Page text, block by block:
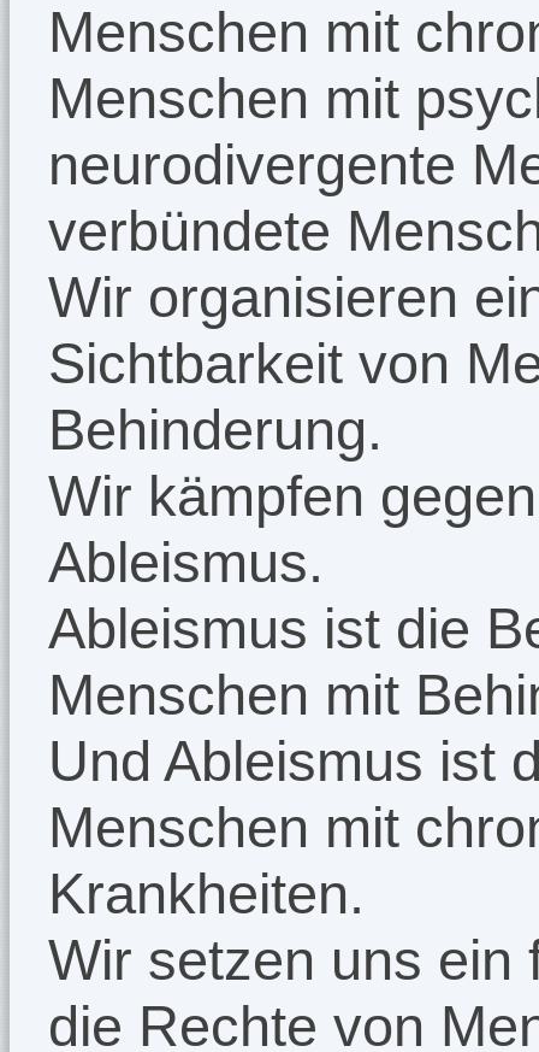
Menschen mit
Menschen mit
neurodivergente
verbündete
Wir organisieren
Sichtbarkeit von
Behinderung.
Wir kämpfen
Ableismus.
Ableismus ist die
Menschen mit
Und Ableismus ist
Menschen mit
Krankheiten.
Wir setzen uns ein
die Rechte von